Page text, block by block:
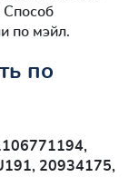
Способ
по мэйл.
по
20934175,